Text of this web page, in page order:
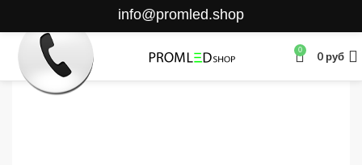
info@promled.shop
0 0руб